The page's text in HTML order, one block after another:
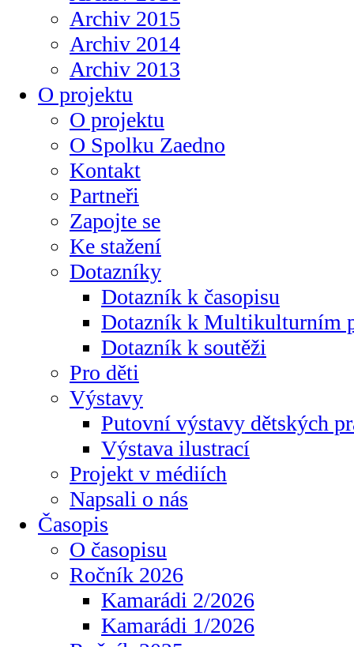
Archiv 2015
Archiv 2014
Archiv 2013
O projektu
O projektu
O Spolku Zaedno
Kontakt
Partneři
Zapojte se
Ke stažení
Dotazníky
Dotazník k časopisu
Dotazník k Multikulturním
Dotazník k soutěži
Pro děti
Výstavy
Putovní výstavy dětských
Výstava ilustrací
Projekt v médiích
Napsali o nás
Časopis
O časopisu
Ročník 2026
Kamarádi 2/2026
Kamarádi 1/2026